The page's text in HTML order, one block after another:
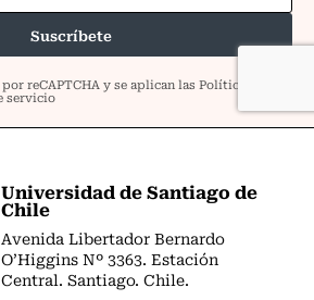
Universidad de Santiago de
Chile
Avenida Libertador Bernardo
O’Higgins Nº 3363. Estación
Central. Santiago. Chile.